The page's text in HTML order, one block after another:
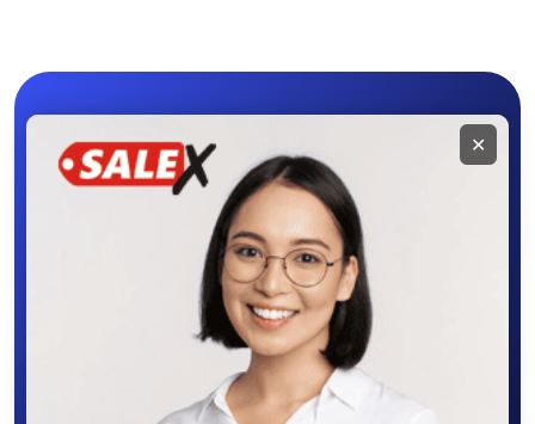
Мобильное
приложение
Скачайте приложение в Google Play –
крутите колесо фортуны, выигрывайте
бонусы, удобно ищите и размещайте
объявления - все это в нашем мобильном
приложении SALEX!
✕